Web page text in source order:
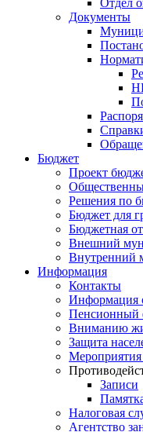
Отдел
Документы
Бюджет
Проект
Решения по
Бюджет для
Бюджетная
Внешний
Внутренний
Информация
Контакты
Информация
Пенсионный
Вниманию
Защита
Мероприятия
Записи
Налоговая
Агентство